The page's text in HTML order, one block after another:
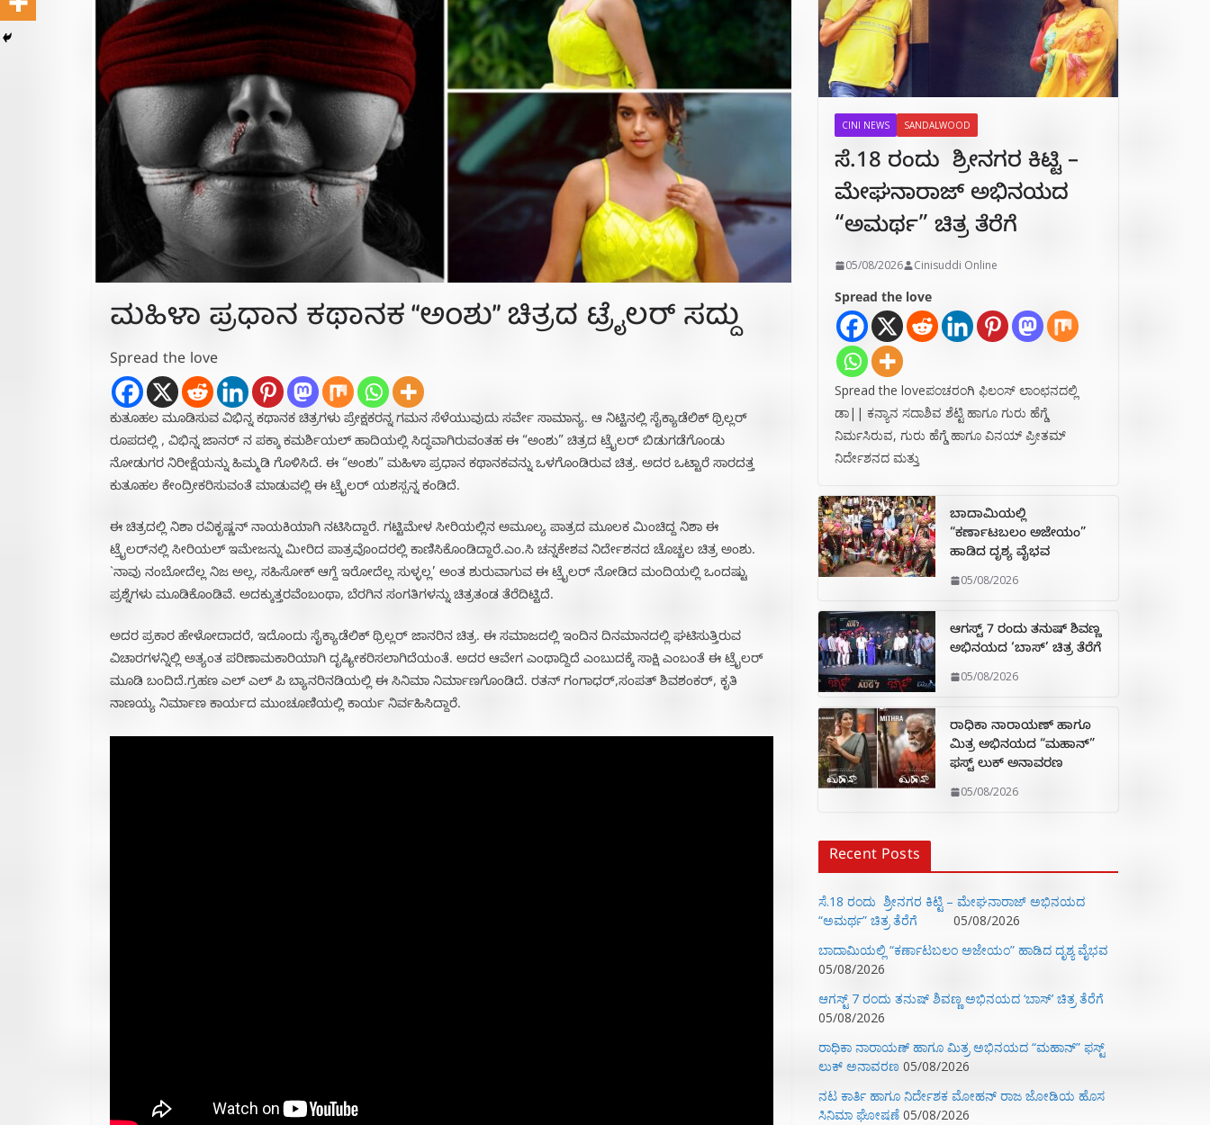
ಮಹಿಳಾ ಪ್ರಧಾನ ಕಥಾನಕ “ಅಂಶು” ಚಿತ್ರದ ಟ್ರೈಲರ್ ಸದ್ದು
Spread the love
ಕುತೂಹಲ ಮೂಡಿಸುವ ವಿಭಿನ್ನ ಕಥಾನಕ ಚಿತ್ರಗಳು ಪ್ರೇಕ್ಷಕರನ್ನ ಗಮನ ಸೆಳೆಯುವುದು ಸರ್ವೇ ಸಾಮಾನ್ಯ. ಆ ನಿಟ್ಟಿನಲ್ಲಿ ಸೈಕ್ಯಾಡೆಲಿಕ್ ಥ್ರಿಲ್ಲರ್
ರೂಪದಲ್ಲಿ , ವಿಭಿನ್ನ ಜಾನರ್ ನ ಪಕ್ಕಾ ಕಮರ್ಶಿಯಲ್ ಹಾದಿಯಲ್ಲಿ ಸಿದ್ಧವಾಗಿರುವಂತಹ ಈ “ಅಂಶು” ಚಿತ್ರದ ಟ್ರೈಲರ್ ಬಿಡುಗಡೆಗೊಂಡು
ನೋಡುಗರ ನಿರೀಕ್ಷೆಯನ್ನು ಹಿಮ್ಮಡಿ ಗೊಳಿಸಿದೆ. ಈ “ಅಂಶು” ಮಹಿಳಾ ಪ್ರಧಾನ ಕಥಾನಕವನ್ನು ಒಳಗೊಂಡಿರುವ ಚಿತ್ರ. ಅದರ ಒಟ್ಟಾರೆ ಸಾರದತ್ತ
ಕುತೂಹಲ ಕೇಂದ್ರೀಕರಿಸುವಂತೆ ಮಾಡುವಲ್ಲಿ ಈ ಟ್ರೈಲರ್ ಯಶಸ್ಸನ್ನ ಕಂಡಿದೆ.
ಈ ಚಿತ್ರದಲ್ಲಿ ನಿಶಾ ರವಿಕೃಷ್ಣನ್ ನಾಯಕಿಯಾಗಿ ನಟಿಸಿದ್ದಾರೆ. ಗಟ್ಟಿಮೇಳ ಸೀರಿಯಲ್ಲಿನ ಅಮೂಲ್ಯ ಪಾತ್ರದ ಮೂಲಕ ಮಿಂಚಿದ್ದ ನಿಶಾ ಈ
ಟ್ರೈಲರ್‌ನಲ್ಲಿ ಸೀರಿಯಲ್ ಇಮೇಜನ್ನು ಮೀರಿದ ಪಾತ್ರವೊಂದರಲ್ಲಿ ಕಾಣಿಸಿಕೊಂಡಿದ್ದಾರೆ.ಎಂ.ಸಿ ಚನ್ನಕೇಶವ ನಿರ್ದೇಶನದ ಚೊಚ್ಚಲ ಚಿತ್ರ ಅಂಶು.
`ನಾವು ನಂಬೋದೆಲ್ಲ ನಿಜ ಅಲ್ಲ, ಸಹಿಸೋಕ್ ಆಗ್ದೆ ಇರೋದೆಲ್ಲ ಸುಳ್ಳಲ್ಲ’ ಅಂತ ಶುರುವಾಗುವ ಈ ಟ್ರೈಲರ್ ನೋಡಿದ ಮಂದಿಯಲ್ಲಿ ಒಂದಷ್ಟು
ಪ್ರಶ್ನೆಗಳು ಮೂಡಿಕೊಂಡಿವೆ. ಅದಕ್ಕುತ್ತರವೆಂಬಂಥಾ, ಬೆರಗಿನ ಸಂಗತಿಗಳನ್ನು ಚಿತ್ರತಂಡ ತೆರೆದಿಟ್ಟಿದೆ.
ಅದರ ಪ್ರಕಾರ ಹೇಳೋದಾದರೆ, ಇದೊಂದು ಸೈಕ್ಯಾಡೆಲಿಕ್ ಥ್ರಿಲ್ಲರ್ ಜಾನರಿನ ಚಿತ್ರ. ಈ ಸಮಾಜದಲ್ಲಿ ಇಂದಿನ ದಿನಮಾನದಲ್ಲಿ ಘಟಿಸುತ್ತಿರುವ
ವಿಚಾರಗಳನ್ನಿಲ್ಲಿ ಅತ್ಯಂತ ಪರಿಣಾಮಕಾರಿಯಾಗಿ ದೃಷ್ಯೀಕರಿಸಲಾಗಿದೆಯಂತೆ. ಅದರ ಆವೇಗ ಎಂಥಾದ್ದಿದೆ ಎಂಬುದಕ್ಕೆ ಸಾಕ್ಷಿ ಎಂಬಂತೆ ಈ ಟ್ರೈಲರ್
ಮೂಡಿ ಬಂದಿದೆ.ಗ್ರಹಣ ಎಲ್ ಎಲ್ ಪಿ ಬ್ಯಾನರಿನಡಿಯಲ್ಲಿ ಈ ಸಿನಿಮಾ ನಿರ್ಮಾಣಗೊಂಡಿದೆ. ರತನ್ ಗಂಗಾಧರ್,ಸಂಪತ್ ಶಿವಶಂಕರ್, ಕೃತಿ
ನಾಣಯ್ಯ ನಿರ್ಮಾಣ ಕಾರ್ಯದ ಮುಂಚೂಣಿಯಲ್ಲಿ ಕಾರ್ಯ ನಿರ್ವಹಿಸಿದ್ದಾರೆ.
CINI NEWS SANDALWOOD
ಸೆ.18 ರಂದು ಶ್ರೀನಗರ ಕಿಟ್ಟಿ –
ಮೇಘನಾರಾಜ್ ಅಭಿನಯದ
“ಅಮರ್ಥ” ಚಿತ್ರ ತೆರೆಗೆ
05/08/2026 Cinisuddi Online
Spread the love
Spread the loveಪಂಚರಂಗಿ ಫಿಲಂಸ್ ಲಾಂಛನದಲ್ಲಿ
ಡಾ|| ಕನ್ಯಾನ ಸದಾಶಿವ ಶೆಟ್ಟಿ ಹಾಗೂ ಗುರು ಹೆಗ್ಡೆ
ನಿರ್ಮಸಿರುವ, ಗುರು ಹೆಗ್ಡೆ ಹಾಗೂ ವಿನಯ್ ಪ್ರೀತಮ್
ನಿರ್ದೇಶನದ ಮತ್ತು
ಬಾದಾಮಿಯಲ್ಲಿ
“ಕರ್ಣಾಟಬಲಂ ಅಜೇಯಂ”
ಹಾಡಿದ ದೃಶ್ಯ ವೈಭವ
05/08/2026
ಆಗಸ್ಟ್ 7 ರಂದು ತನುಷ್ ಶಿವಣ್ಣ
ಅಭಿನಯದ ‘ಬಾಸ್’ ಚಿತ್ರ ತೆರೆಗೆ
05/08/2026
ರಾಧಿಕಾ ನಾರಾಯಣ್ ಹಾಗೂ
ಮಿತ್ರ ಅಭಿನಯದ “ಮಹಾನ್”
ಫಸ್ಟ್ ಲುಕ್ ಅನಾವರಣ
05/08/2026
Recent Posts
ಸೆ.18 ರಂದು ಶ್ರೀನಗರ ಕಿಟ್ಟಿ – ಮೇಘನಾರಾಜ್ ಅಭಿನಯದ
“ಅಮರ್ಥ” ಚಿತ್ರ ತೆರೆಗೆ
05/08/2026
ಬಾದಾಮಿಯಲ್ಲಿ “ಕರ್ಣಾಟಬಲಂ ಅಜೇಯಂ” ಹಾಡಿದ ದೃಶ್ಯ ವೈಭವ
05/08/2026
ಆಗಸ್ಟ್ 7 ರಂದು ತನುಷ್ ಶಿವಣ್ಣ ಅಭಿನಯದ ‘ಬಾಸ್’ ಚಿತ್ರ ತೆರೆಗೆ
05/08/2026
ರಾಧಿಕಾ ನಾರಾಯಣ್ ಹಾಗೂ ಮಿತ್ರ ಅಭಿನಯದ “ಮಹಾನ್” ಫಸ್ಟ್
ಲುಕ್ ಅನಾವರಣ 05/08/2026
ನಟ ಕಾರ್ತಿ ಹಾಗೂ ನಿರ್ದೇಶಕ ಮೋಹನ್ ರಾಜ ಜೋಡಿಯ ಹೊಸ
ಸಿನಿಮಾ ಘೋಷಣೆ 05/08/2026